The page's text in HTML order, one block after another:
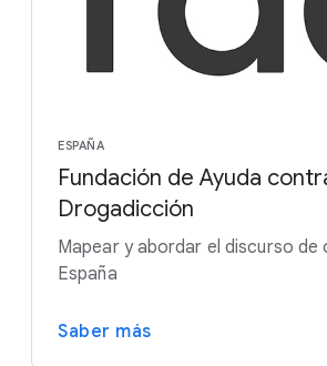
ESPAÑA
Fundación de Ayuda
Drogadicción
Mapear y abordar el discurso de
España
Saber más